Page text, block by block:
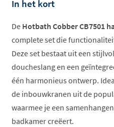
In het kort
De Hotbath Cobber CB7501
complete set die
Deze set bestaat uit een
doucheslang en een
één harmonieus ontwerp.
de inbouwkranen uit de
waarmee je een
badkamer creëert.